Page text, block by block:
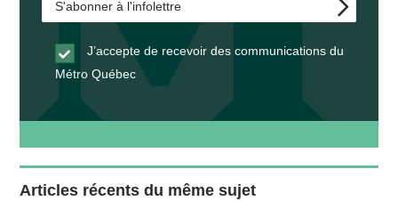
J’accepte de recevoir des communications du
Métro Québec
Articles récents du même sujet